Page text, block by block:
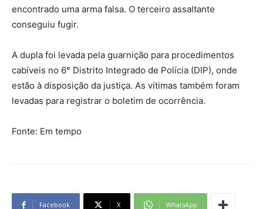
encontrado uma arma falsa. O terceiro assaltante
conseguiu fugir.
A dupla foi levada pela guarnição para procedimentos
cabíveis no 6° Distrito Integrado de Polícia (DIP), onde
estão à disposição da justiça. As vítimas também foram
levadas para registrar o boletim de ocorrência.
Fonte: Em tempo
Facebook X WhatsApp